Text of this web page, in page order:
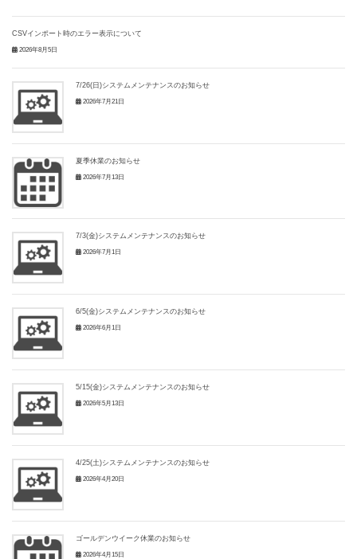
CSVインポート時のエラー表示について
2026年8月5日
7/26(日)システムメンテナンスのお知らせ
2026年7月21日
夏季休業のお知らせ
2026年7月13日
7/3(金)システムメンテナンスのお知らせ
2026年7月1日
6/5(金)システムメンテナンスのお知らせ
2026年6月1日
5/15(金)システムメンテナンスのお知らせ
2026年5月13日
4/25(土)システムメンテナンスのお知らせ
2026年4月20日
ゴールデンウイーク休業のお知らせ
2026年4月15日